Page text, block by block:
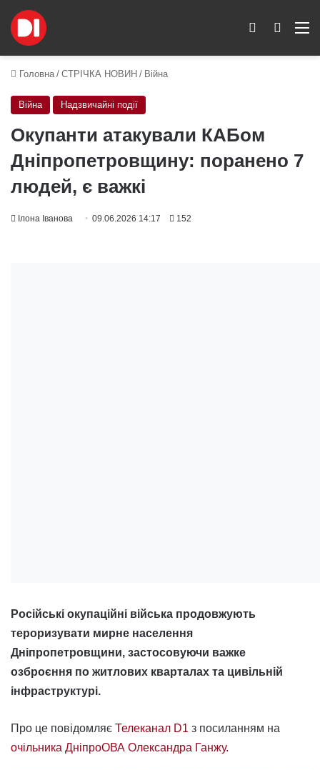
Пошук
Switch skin
Головна / СТРІЧКА НОВИН / Війна
Війна Надзвичайні події
Окупанти атакували КАБом
Дніпропетровщину: поранено 7
людей, є важкі
Ілона Іванова 09.06.2026 14:17 152
Російські окупаційні війська продовжують
тероризувати мирне населення
Дніпропетровщини, застосовуючи важке
озброєння по житлових кварталах та цивільній
інфраструктурі.
Про це повідомляє Телеканал D1 з посиланням на
очільника ДніпроОВА Олександра Ганжу.